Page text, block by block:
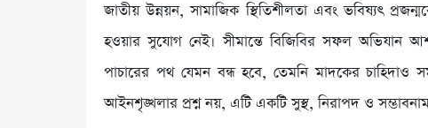
জাতীয় উন্নয়ন, সামাজিক স্থিতিশীলতা এবং ভবিষ্যৎ
হওয়ার সুযোগ নেই। সীমান্তে বিজিবির সফল
পাচারের পথ যেমন বন্ধ হবে, তেমনি মাদকের
আইনশৃঙ্খলার প্রশ্ন নয়, এটি একটি সুস্থ, নিরাপদ ও